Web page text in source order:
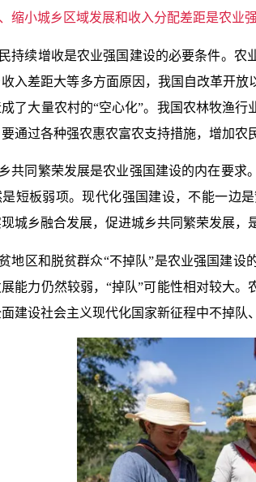
缩小城乡区域发展和收入分配差距是农业
持续增收是农业强国建设的必要条件。农
入差距大等多方面原因，我国自改革开
了大量农村的“空心化”。我国农林牧渔
通过各种强农惠农富农支持措施，增加农
共同繁荣发展是农业强国建设的内在要求
短板弱项。现代化强国建设，不能一边
城乡融合发展，促进城乡共同繁荣发展，
地区和脱贫群众“不掉队”是农业强国建设
能力仍然较弱，“掉队”可能性相对较大
建设社会主义现代化国家新征程中不掉队